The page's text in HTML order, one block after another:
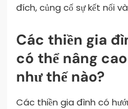
đích, củng cố sự kết nối
Các thiền gia
có thể nâng
như thế nào?
Các thiền gia đình có